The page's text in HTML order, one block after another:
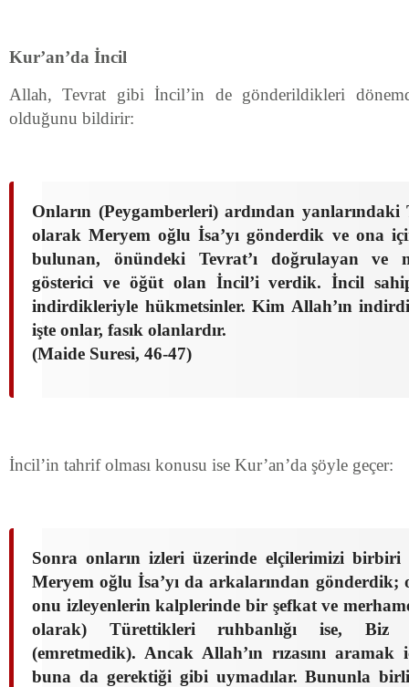
Kur’an’da İncil
Allah, Tevrat gibi İncil’in de gönderildikleri
olduğunu bildirir:
Onların (Peygamberleri) ardından yanlarındaki
olarak Meryem oğlu İsa’yı gönderdik ve ona
bulunan, önündeki Tevrat’ı doğrulayan ve
gösterici ve öğüt olan İncil’i verdik. İncil
indirdikleriyle hükmetsinler. Kim Allah’ın
işte onlar, fasık olanlardır.
(Maide Suresi, 46-47)
İncil’in tahrif olması konusu ise Kur’an’da şöyle geçer:
Sonra onların izleri üzerinde elçilerimizi birbiri
Meryem oğlu İsa’yı da arkalarından gönderdik;
onu izleyenlerin kalplerinde bir şefkat ve
olarak) Türettikleri ruhbanlığı ise, Biz
(emretmedik). Ancak Allah’ın rızasını
buna da gerektiği gibi uymadılar. Bununla